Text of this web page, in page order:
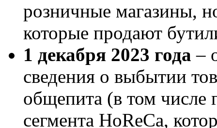
розничные магазины,
которые продают
1 декабря 2023 года –
сведения о выбытии
общепита (в том числе
сегмента HoReCa,